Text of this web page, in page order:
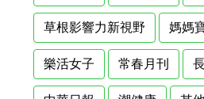
草根影響力新視野 媽媽
樂活女子 常春月刊